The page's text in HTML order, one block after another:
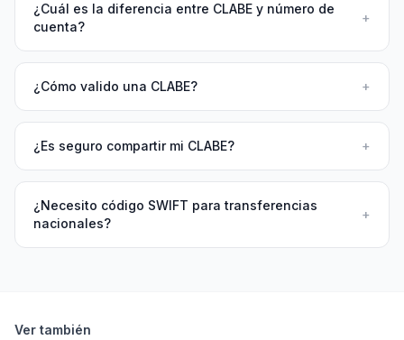
¿Cuál es la diferencia entre CLABE y número de
cuenta?
+
¿Cómo valido una CLABE? +
¿Es seguro compartir mi CLABE? +
¿Necesito código SWIFT para transferencias
nacionales?
+
Ver también